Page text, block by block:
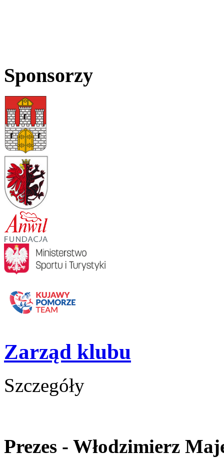
Sponsorzy
Zarząd klubu
Szczegóły
Prezes - Włodzimierz